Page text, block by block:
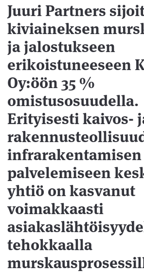
Juuri Partners
kiviaineksen
ja jalostukseen
erikoistuneeseen
Oy:öön 35 %
omistusosuudella.
Erityisesti kaivos-
infrarakentamisen
palvelemiseen
yhtiö on kasvanut
voimakkaasti
tehokkaalla